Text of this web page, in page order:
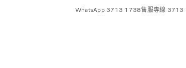
WhatsApp 3713 1738售服專線 3713